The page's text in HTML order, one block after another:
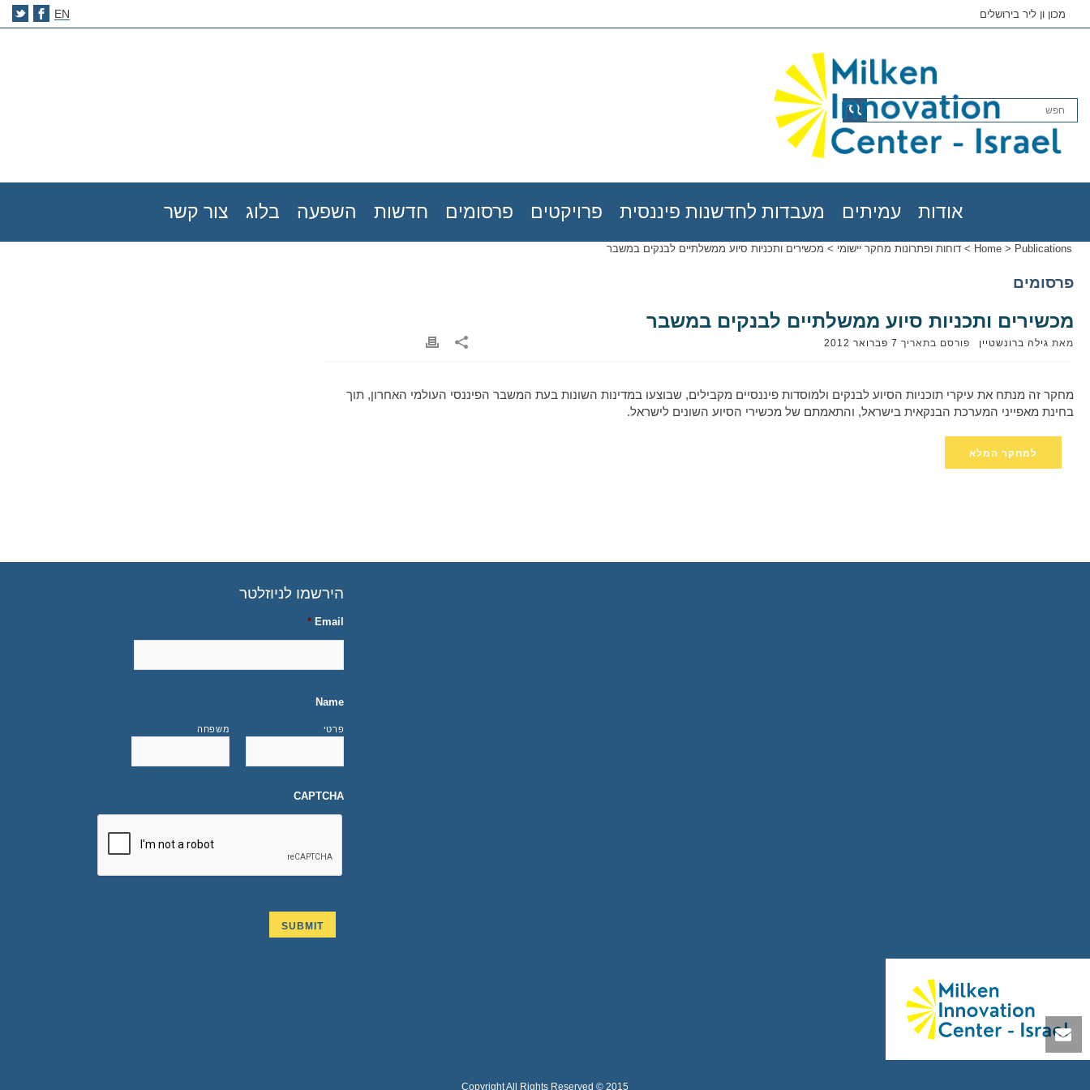
מכון ון ליר בירושלים EN
אודות עמיתים מעבדות לחדשנות פיננסית פרויקטים פרסומים חדשות השפעה בלוג צור קשר
Home > Publications
> דוחות ופתרונות מחקר יישומי > מכשירים ותכניות סיוע ממשלתיים לבנקים במשבר
פרסומים
מכשירים ותכניות סיוע ממשלתיים לבנקים במשבר
מאת גילה ברונשטיין פורסם בתאריך 7 פברואר 2012
מחקר זה מנתח את עיקרי תוכניות הסיוע לבנקים ולמוסדות פיננסיים מקבילים, שבוצעו במדינות השונות בעת המשבר הפיננסי העולמי האחרון, תוך
בחינת מאפייני המערכת הבנקאית בישראל, והתאמתם של מכשירי הסיוע השונים לישראל.
למחקר המלא
הירשמו לניוזלטר
Email
*
Name
פרטי משפחה
CAPTCHA
Copyright All Rights Reserved © 2015